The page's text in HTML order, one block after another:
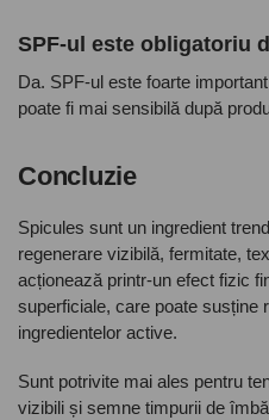
SPF-ul este obligatoriu
Da. SPF-ul este foarte
poate fi mai sensibilă după
Concluzie
Spicules sunt un ingredient
regenerare vizibilă, fermitate,
acționează printr-un efect fizic
superficiale, care poate susține
ingredientelor active.
Sunt potrivite mai ales pentru
vizibili și semne timpurii de